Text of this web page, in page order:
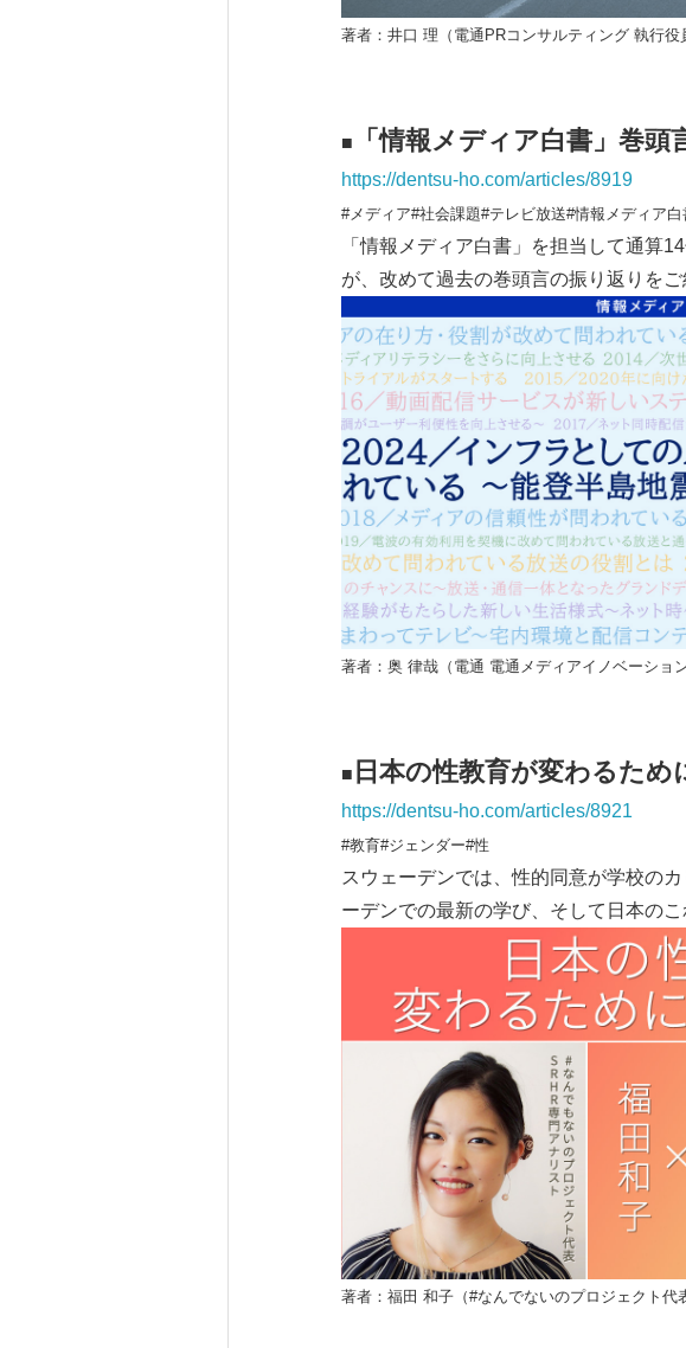
著者：井口 理（電通PRコンサルティング 執行役
■ 「情報メディア白書」巻
https://dentsu-ho.com/articles/8919
#メディア#社会課題#テレビ放送#情報メディア白
「情報メディア白書」を担当して通算
が、改めて過去の巻頭言の振り返りをご
著者：奥 律哉（電通 電通メディアイノベーショ
■ 日本の性教育が変わるため
https://dentsu-ho.com/articles/8921
#教育#ジェンダー#性
スウェーデンでは、性的同意が学校の
ーデンでの最新の学び、そして日本のこ
著者：福田 和子（#なんでないのプロジェクト代